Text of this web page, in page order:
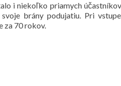
i niekoľko priamych
brány podujatiu. Pri
za 70 rokov.